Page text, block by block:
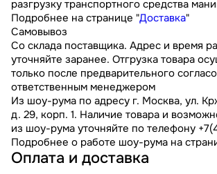
разгрузку транспортного средства
Подробнее на странице "Доставка"
Самовывоз
Со склада поставщика. Адрес и время
уточняйте заранее. Отгрузка товара
только после предварительного
ответственным менеджером
Из шоу-рума по адресу г. Москва, ул.
д. 29, корп. 1. Наличие товара и
из шоу-рума уточняйте по телефону
Подробнее о работе шоу-рума на
Оплата и доставка